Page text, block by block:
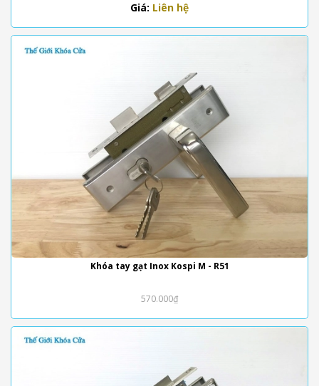
Giá: Liên hệ
Khóa tay gạt Inox Kospi M - R51
570.000₫